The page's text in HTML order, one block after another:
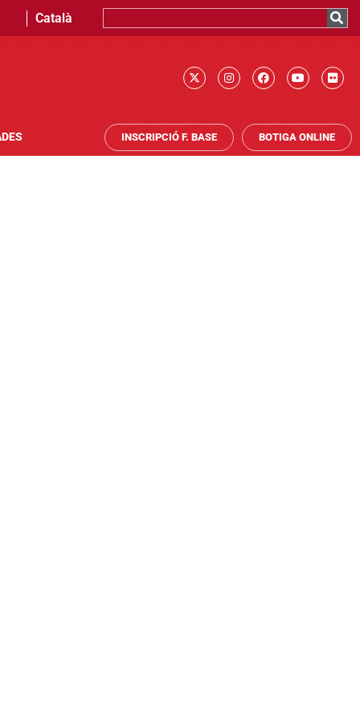
Català
INSCRIPCIÓ F. BASE BOTIGA ONLINE